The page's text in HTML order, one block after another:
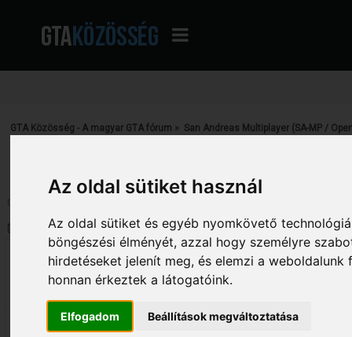
Az oldal sütiket használ
Az oldal sütiket és egyéb nyomkövető
böngészési élményét, azzal hogy személyre
hirdetéseket jelenít meg, és elemzi a
honnan érkeztek a látogatóink.
Elfogadom Beállítások megváltoztatása
GTA Közösség - A magyar GTA fórum » San Andreas Multiplayer (SA-MP /
Oldalak: [
Szerző Téma: [HUN]Cave City Roleplay
[LSL]BURAS
6
[HUN]Cave City Roleplay
«Dátum:2011. május 11. - 15:46:16 »
Sziasztok!